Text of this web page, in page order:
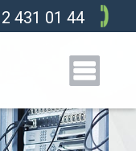
431 01 44